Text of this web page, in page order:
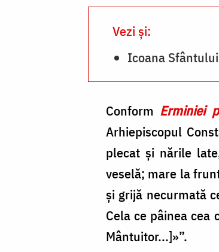
Vezi și:
Icoana
Conform Erminiei
Arhiepiscopul
plecat și nările
veselă; mare la
și grijă necurmată
Cela ce pâinea
Mântuitor...]»”.